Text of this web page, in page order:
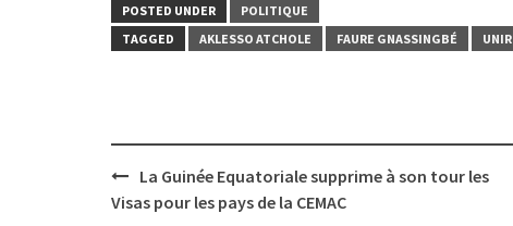
POSTED UNDER
POLITIQUE
TAGGED
AKLESSO ATCHOLE FAURE GNASSINGBÉ UNIR
Post
navigation
La Guinée Equatoriale supprime à son tour les
Visas pour les pays de la CEMAC